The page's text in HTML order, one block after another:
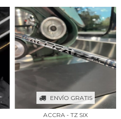
ENVÍO GRATIS
ACCRA - TZ SIX